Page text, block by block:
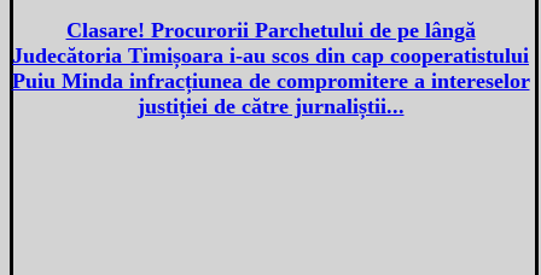
Clasare! Procurorii Parchetului de pe lângă
Judecătoria Timișoara i-au scos din cap cooperatistului
Puiu Minda infracțiunea de compromitere a intereselor
justiției de către jurnaliștii...